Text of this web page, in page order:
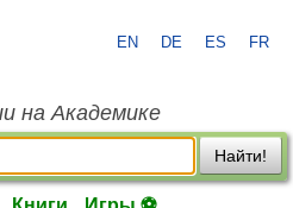
EN DE ES FR
на Академике
Найти!